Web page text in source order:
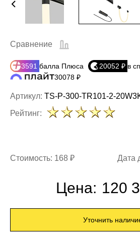
Артикул: TS-P-300-TR101-2-
Сравнение
3591 балла Плюса 20052 ₽ в
30078 ₽
Рейтинг:
Стоимость: 168 ₽ Дата
Цена: 120
Уточнить